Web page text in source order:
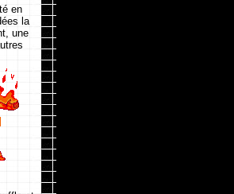
en
la
une